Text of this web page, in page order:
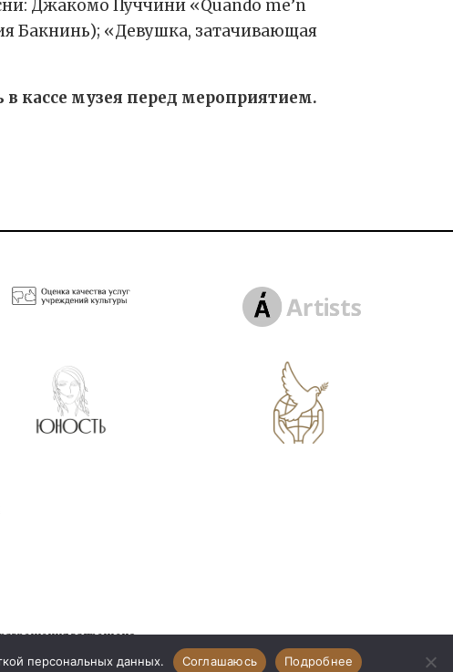
Джакомо Пуччини «Quando me’n
Бакнинь); «Девушка, затачивающая
кассе музея перед мероприятием.
запрещено
защищены
персональных данных. Соглашаюсь Подробнее